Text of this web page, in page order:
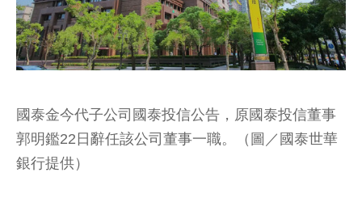
國泰金今代子公司國泰投信公告，原國泰投信董事
郭明鑑22日辭任該公司董事一職。（圖／國泰世華
銀行提供）